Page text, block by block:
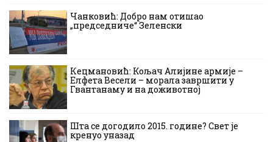
Чанковић: Добро нам отишао
„председниче“ Зеленски
Кецмановић: Кољач Алијине армије –
Елфета Весели – морала завршити у
Гвантанаму и на доживотној
Шта се догодило 2015. године? Свет је
кренуо уназад